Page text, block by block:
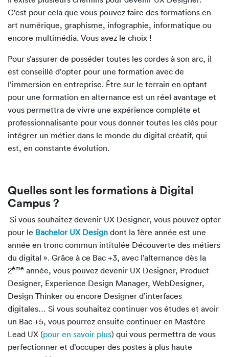
C’est pour cela que vous pouvez faire des formations en
art numérique, graphisme, infographie, informatique ou
encore multimédia. Vous avez le choix !
Pour s’assurer de posséder toutes les cordes à son arc, il
est conseillé d’opter pour une formation avec de
l’immersion en entreprise. Être sur le terrain en optant
pour une formation en alternance est un réel avantage et
vous permettra de vivre une expérience compléte et
professionnalisante pour vous donner toutes les clés pour
intégrer un métier dans le monde du digital créatif, qui
est, en constante évolution.
Quelles sont les formations à Digital
Campus ?
Si vous souhaitez devenir UX Designer, vous pouvez opter
pour le Bachelor UX Design dont la 1ère année est une
année en tronc commun intitulée Découverte des métiers
du digital ». Grâce à ce Bac +3, avec l’alternance dès la
2ème année, vous pouvez devenir UX Designer, Product
Designer, Experience Design Manager, WebDesigner,
Design Thinker ou encore Designer d’interfaces
digitales… Si vous souhaitez continuer vos études et avoir
un Bac +5, vous pourrez ensuite continuer en Mastère
Lead UX (pour en savoir plus) qui vous permettra de vous
perfectionner et d’occuper des postes à plus haute